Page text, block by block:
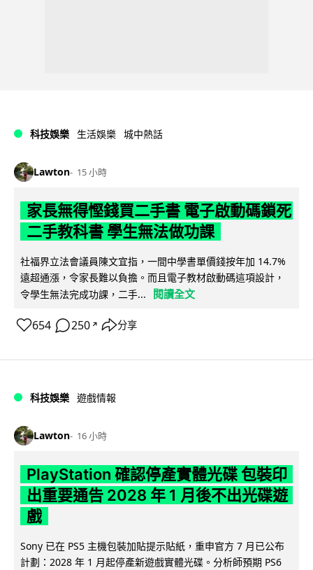
科技娛樂 生活娛樂 城中熱話
Lawton 15 小時
家長無得慳錢買二手書 電子啟動碼鎖死
二手教科書 學生無法做功課
社福界立法會議員陳文宜指，一間中學書單價錢按年加 14.7%
遠超通漲，令家長難以負擔。而且電子教材啟動碼這項設計，
令學生無法完成功課，二手...
閱讀全文
654 250 ↗ 分享
科技娛樂 遊戲情報
Lawton 16 小時
PlayStation 確認停產實體光碟 包裝印
出重要通告 2028 年 1 月後不出光碟遊
戲
Sony 已在 PS5 主機包裝加貼提示貼紙，重申官方 7 月已公布
計劃：2028 年 1 月起停產新遊戲實體光碟。分析師預期 PS6